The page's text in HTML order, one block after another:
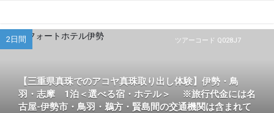
ツアーコード Q028J7
2日間
【三重県真珠でのアコヤ真珠取り出し体験】伊勢・鳥
羽・志摩 1泊＜選べる宿・ホテル＞ ※旅行代金には名
古屋-伊勢市・鳥羽・鵜方・賢島間の交通機関は含まれて